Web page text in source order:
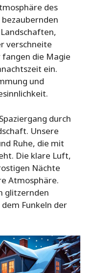
des
verschneite
fangen die Magie
ein.
und
durch
Unsere
Ruhe, die mit
Die klare Luft,
Nächte
Atmosphäre.
glitzernden
Funkeln der